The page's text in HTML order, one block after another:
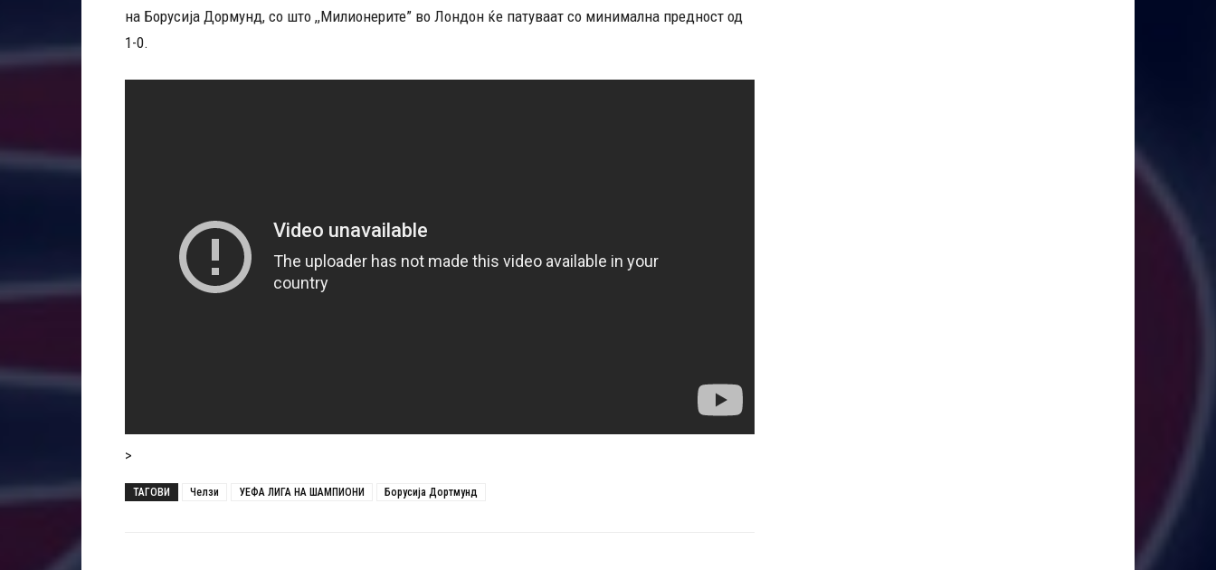
на Борусија Дормунд, со што ,,Милионерите” во Лондон ќе патуваат со минимална предност од
1-0.
>
ТАГОВИ Челзи УЕФА ЛИГА НА ШАМПИОНИ Борусија Дортмунд